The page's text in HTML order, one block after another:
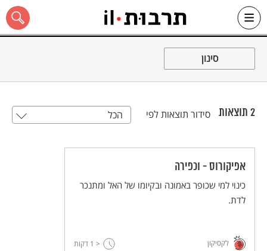
Skip
כל האתר
סינון
2 תוצאות סידור תוצאות לפי הכל
אפיקורוס - וכפירה
כינוי למי שכופר באמונה ובקיומו של האל ומתנכר
לדת.
לקסיקון < 1 דקות